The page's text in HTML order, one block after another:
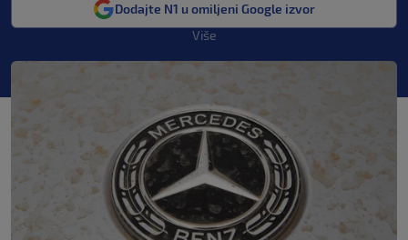
Dodajte N1 u omiljeni Google izvor
Više